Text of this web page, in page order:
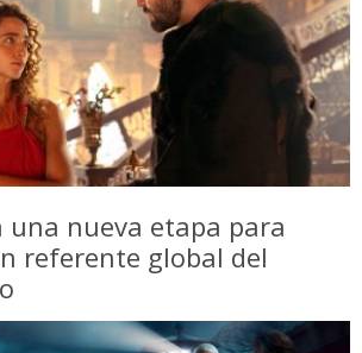
una nueva etapa para
referente global del